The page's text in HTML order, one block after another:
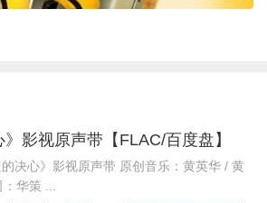
影视原声带【FLAC/百度盘】
决心》影视原声带 原创音乐：黄英华 / 黄
华策 ...